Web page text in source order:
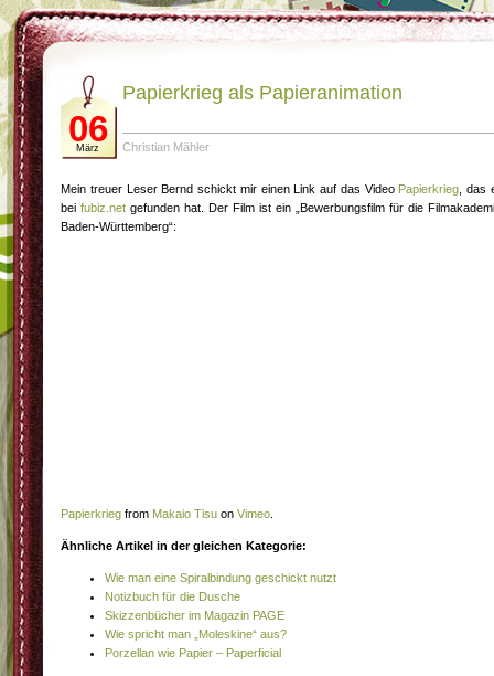
06
März
Papierkrieg als Papieranimation
Christian Mähler
Mein treuer Leser Bernd schickt mir einen Link auf das Video Papierkrieg , das
bei fubiz.net gefunden hat. Der Film ist ein „Bewerbungsfilm für die
Baden-Württemberg“:
Papierkrieg from Makaio Tisu on Vimeo
Ähnliche Artikel in der gleichen Kategorie:
Wie man eine Spiralbindung geschickt nutzt
Notizbuch für die Dusche
Skizzenbücher im Magazin PAGE
Wie spricht man „Moleskine“ aus?
Porzellan wie Papier – Paperficial